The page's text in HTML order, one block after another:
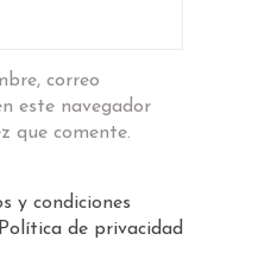
correo
este navegador
que comente.
y condiciones
Política de privacidad